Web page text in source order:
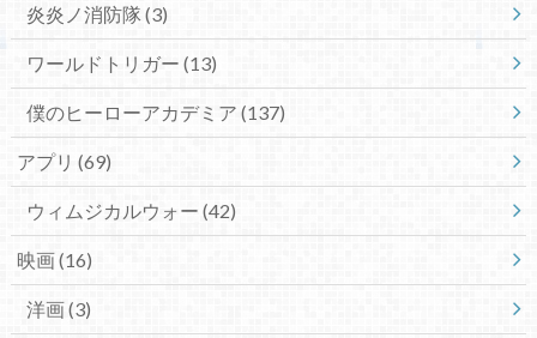
炎炎ノ消防隊(3)
ワールドトリガー (13)
僕のヒーローアカデミア (137)
アプリ (69)
ウィムジカルウォー (42)
映画(16)
洋画(3)